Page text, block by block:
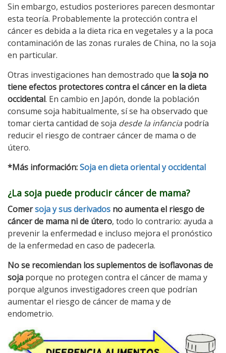
Sin embargo, estudios posteriores parecen desmontar
esta teoría. Probablemente la protección contra el
cáncer es debida a la dieta rica en vegetales y a la poca
contaminación de las zonas rurales de China, no la soja
en particular.
Otras investigaciones han demostrado que la soja no
tiene efectos protectores contra el cáncer en la dieta
occidental. En cambio en Japón, donde la población
consume soja habitualmente, sí se ha observado que
tomar cierta cantidad de soja desde la infanciapodría
reducir el riesgo de contraer cáncer de mama o de
útero.
*Más información:Soja en dieta oriental y occidental
¿La soja puede producir cáncer de mama?
Comersoja y sus derivados no aumenta el riesgo de
cáncer de mama ni de útero, todo lo contrario: ayuda a
prevenir la enfermedad e incluso mejora el pronóstico
de la enfermedad en caso de padecerla.
No se recomiendan los suplementos de isoflavonas de
soja porque no protegen contra el cáncer de mama y
porque algunos investigadores creen que podrían
aumentar el riesgo de cáncer de mama y de
endometrio.